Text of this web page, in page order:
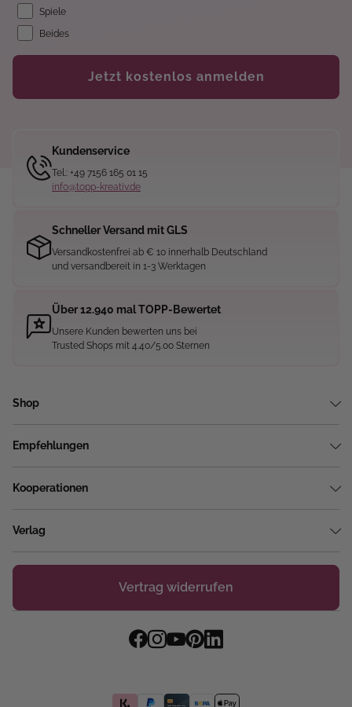
Spiele
Beides
Jetzt kostenlos anmelden
Kundenservice
Tel.: +49 7156 165 01 15
info@topp-kreativ.de
Schneller Versand mit GLS
Versandkostenfrei ab € 10 innerhalb Deutschland
und versandbereit in 1-3 Werktagen
Über 12.940 mal TOPP-Bewertet
Unsere Kunden bewerten uns bei
Trusted Shops mit 4.40/5.00 Sternen
Shop
Empfehlungen
Kooperationen
Verlag
Vertrag widerrufen